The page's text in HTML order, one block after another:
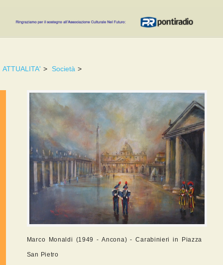
ATTUALITA' > Società >
Marco Monaldi (1949 - Ancona) - Carabinieri in Piazza
San Pietro